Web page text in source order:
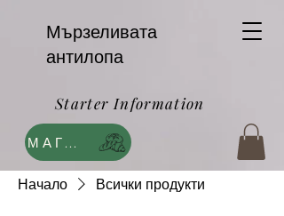
МАГАЗИН
Мързеливата
антилопа
Starter Information
Начало Всички продукти